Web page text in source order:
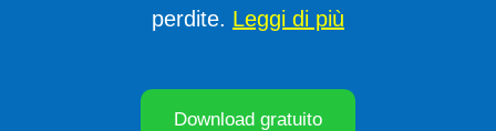
perdite. Leggi di più
Download gratuito